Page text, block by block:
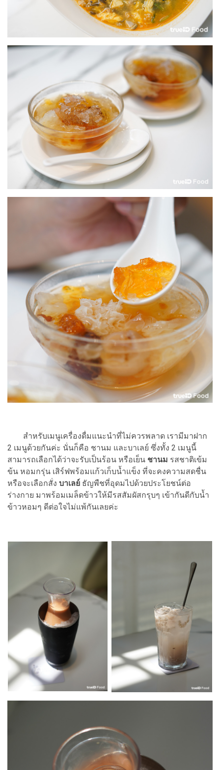
สำหรับเมนูเครื่องดื่มแนะนำที่ไม่ควรพลาด เรามีมาฝาก
2 เมนูด้วยกันค่ะ นั่นก็คือ ชานม และบาเลย์ ซึ่งทั้ง 2 เมนูนี้
สามารถเลือกได้ว่าจะรับเป็นร้อน หรือเย็น ชานม รสชาติเข้ม
ข้น หอมกรุ่น เสิร์ฟพร้อมแก้วเก็บน้ำแข็ง ที่จะคงความสดชื่น
หรือจะเลือกสั่ง บาเลย์ ธัญพืชที่อุดมไปด้วยประโยชน์ต่อ
ร่างกาย มาพร้อมเมล็ดข้าวให้มีรสสัมผัสกรุบๆ เข้ากันดีกับน้ำ
ข้าวหอมๆ ดีต่อใจไม่แพ้กันเลยค่ะ